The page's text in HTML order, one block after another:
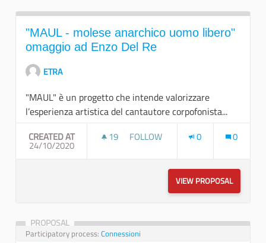
"MAUL - molese anarchico uomo libero"
omaggio ad Enzo Del Re
ETRA
"MAUL" è un progetto che intende valorizzare
l’esperienza artistica del cantautore corpofonista...
CREATED AT
24/10/2020
19 19 FOLLOWERS
FOLLOW 0 0
VIEW PROPOSAL"MAUL -
PROPOSAL
Participatory process: Connessioni